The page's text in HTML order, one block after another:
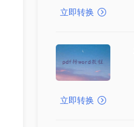
立即转换
立即转换